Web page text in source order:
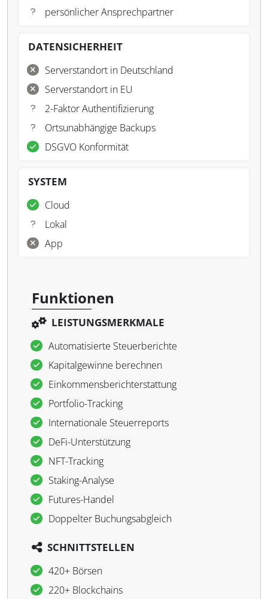
persönlicher Ansprechpartner
DATENSICHERHEIT
Serverstandort in Deutschland
Serverstandort in EU
2-Faktor Authentifizierung
Ortsunabhängige Backups
DSGVO Konformität
SYSTEM
Cloud
Lokal
App
Funktionen
LEISTUNGSMERKMALE
Automatisierte Steuerberichte
Kapitalgewinne berechnen
Einkommensberichterstattung
Portfolio-Tracking
Internationale Steuerreports
DeFi-Unterstützung
NFT-Tracking
Staking-Analyse
Futures-Handel
Doppelter Buchungsabgleich
SCHNITTSTELLEN
420+ Börsen
220+ Blockchains